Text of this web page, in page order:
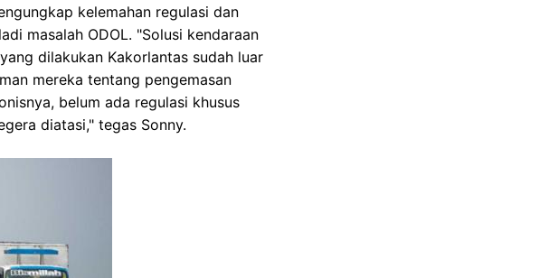
kelemahan regulasi dan
masalah ODOL. "Solusi kendaraan
dilakukan Kakorlantas sudah luar
mereka tentang pengemasan
belum ada regulasi khusus
diatasi," tegas Sonny.